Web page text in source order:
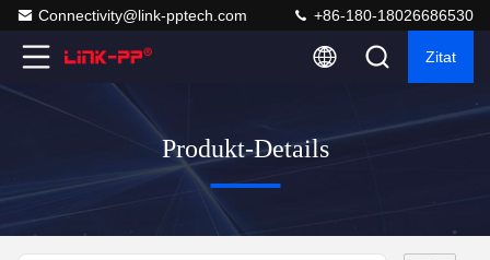
Connectivity@link-pptech.com +86-180-18026686530
Zitat
Produkt-Details